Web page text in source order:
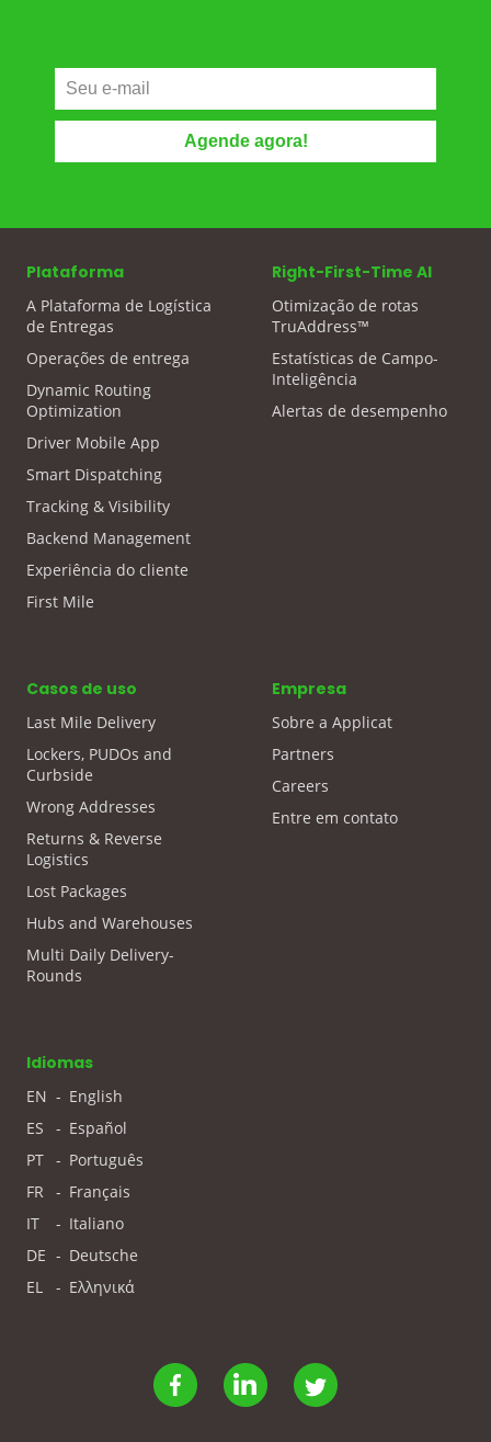
Plataforma
A Plataforma de Logística
de Entregas
Operações de entrega
Dynamic Routing
Optimization
Driver Mobile App
Smart Dispatching
Tracking & Visibility
Backend Management
Experiência do cliente
First Mile
Right-First-Time AI
Otimização de rotas
TruAddress™
Estatísticas de Campo-
Inteligência
Alertas de desempenho
Casos de uso
Last Mile Delivery
Lockers, PUDOs and
Curbside
Wrong Addresses
Returns & Reverse
Logistics
Lost Packages
Hubs and Warehouses
Multi Daily Delivery-
Rounds
Empresa
Sobre a Applicat
Partners
Careers
Entre em contato
Idiomas
EN - English
ES
- Español
PT - Português
FR
- Français
IT
- Italiano
DE - Deutsche
EL
- Ελληνικά